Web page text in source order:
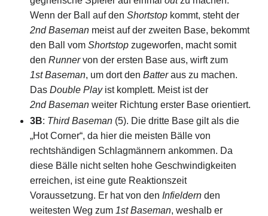
Wenn der Ball auf den Shortstopkommt, steht der
2nd Basemanmeist auf der zweiten Base, bekommt
den Ball vom Shortstopzugeworfen, macht somit
den Runnervon der ersten Base aus, wirft zum
1st Baseman, um dort den Batteraus zu machen.
Das Double Playist komplett. Meist ist der
2nd Basemanweiter Richtung erster Base orientiert.
3B: Third Baseman(5). Die dritte Base gilt als die
„Hot Corner“, da hier die meisten Bälle von
rechtshändigen Schlagmännern ankommen. Da
diese Bälle nicht selten hohe Geschwindigkeiten
erreichen, ist eine gute Reaktionszeit
Voraussetzung. Er hat von den Infieldernden
weitesten Weg zum 1st Baseman, weshalb er